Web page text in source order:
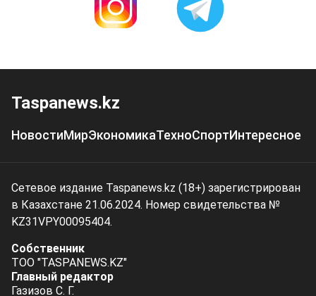
Taspanews.kz
НовостиМирЭкономикаТехноСпортИнтересное
Сетевое издание Taspanews.kz (18+) зарегистрирован
в Казахстане 21.06.2024. Номер свидетельства №
KZ31VPY00095404.
Собственник
ТОО "TASPANEWS.KZ"
Главный редактор
Газизов С. Г.